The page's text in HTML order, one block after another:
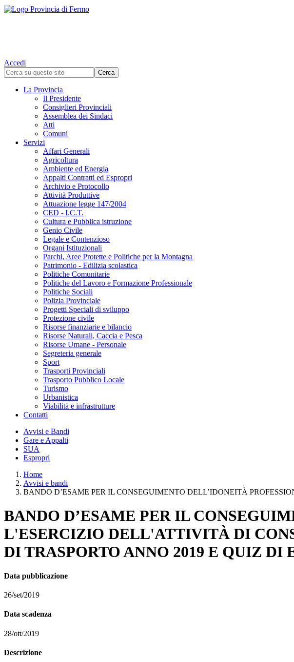
Accedi
La Provincia
Il Presidente
Consiglieri Provinciali
Assemblea dei Sindaci
Atti
Comuni
Servizi
Affari Generali
Agricoltura
Ambiente ed Energia
Appalti Contratti ed Espropri
Archivio e Protocollo
Attività Produttive
Attuazione legge 147/2004
CED - I.C.T.
Cultura e Pubblica istruzione
Genio Civile
Legale e Contenzioso
Organi Istituzionali
Parchi, Aree Protette e Politiche per la Montagna
Patrimonio - Edilizia scolastica
Politiche Comunitarie
Politiche del Lavoro e Formazione Professionale
Politiche Sociali
Polizia Provinciale
Progetti Speciali di sviluppo
Protezione civile
Risorse finanziarie e bilancio
Risorse Naturali, Caccia e Pesca
Risorse Umane - Personale
Segreteria generale
Sport
Trasporti Provinciali
Trasporto Pubblico Locale
Turismo
Urbanistica
Viabilità e infrastrutture
Contatti
Avvisi e Bandi
Gare e Appalti
SUA
Espropri
Home
Avvisi e bandi
BANDO D’ESAME PER IL CONSEGUIMENTO DELL’IDONEITÀ
BANDO D’ESAME PER IL
L'ESERCIZIO DELL'ATTIVITÀ DI
DI TRASPORTO ANNO 2019 E QUIZ DI
Data pubblicazione
26/set/2019
Data scadenza
28/ott/2019
Descrizione